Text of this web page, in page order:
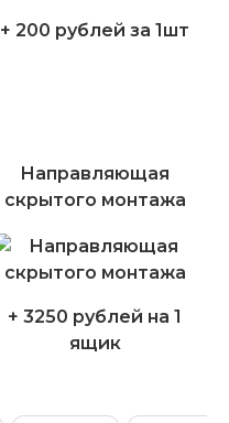
+ 200 рублей за 1шт
Направляющая
скрытого монтажа
+ 3250 рублей на 1
ящик